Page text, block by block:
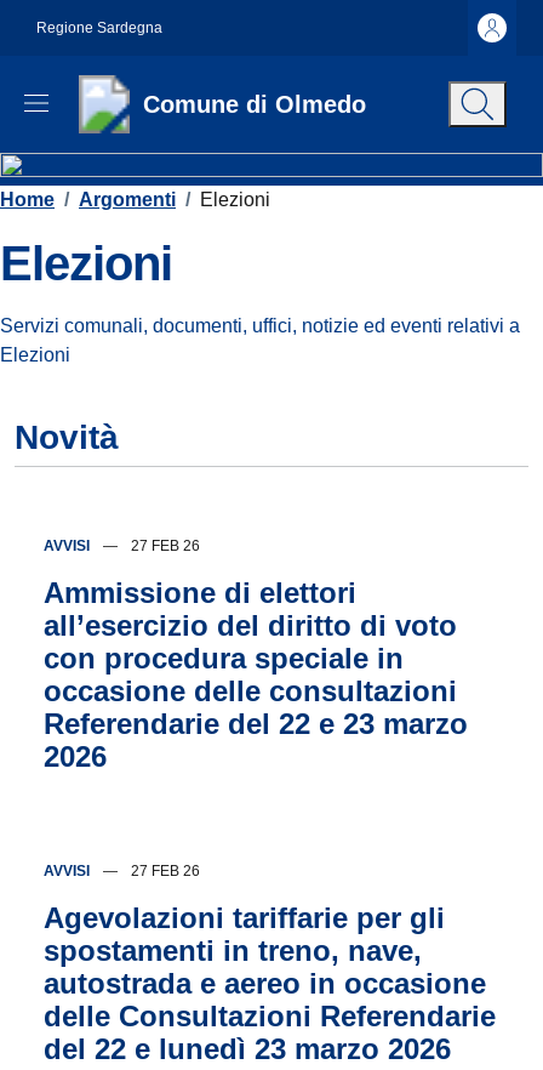
Regione Sardegna
Comune di Olmedo
Contenuti in evidenza
Home / Argomenti / Elezioni
Elezioni
Dettagli dell'argomento
Servizi comunali, documenti, uffici, notizie ed eventi relativi a
Elezioni
Novità
AVVISI 27 FEB 26
Ammissione di elettori
all’esercizio del diritto di voto
con procedura speciale in
occasione delle consultazioni
Referendarie del 22 e 23 marzo
2026
AVVISI 27 FEB 26
Agevolazioni tariffarie per gli
spostamenti in treno, nave,
autostrada e aereo in occasione
delle Consultazioni Referendarie
del 22 e lunedì 23 marzo 2026